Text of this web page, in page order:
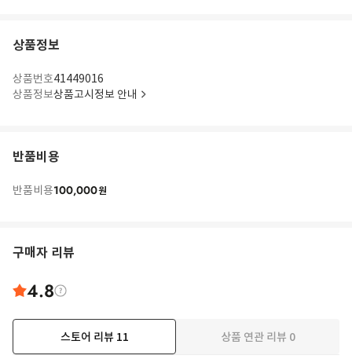
상품정보
상품번호41449016
상품정보상품고시정보 안내
반품비용
반품비용100,000원
구매자 리뷰
4.8
스토어 리뷰 11 상품 연관 리뷰 0